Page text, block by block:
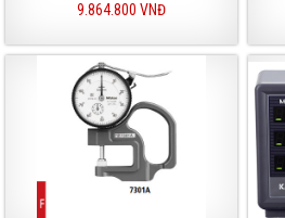
9.864.800 VNĐ